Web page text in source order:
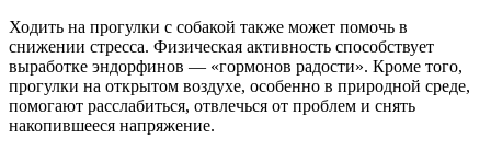
Ходить на прогулки с собакой также может помочь в
снижении стресса. Физическая активность способствует
выработке эндорфинов — «гормонов радости». Кроме того,
прогулки на открытом воздухе, особенно в природной среде,
помогают расслабиться, отвлечься от проблем и снять
накопившееся напряжение.